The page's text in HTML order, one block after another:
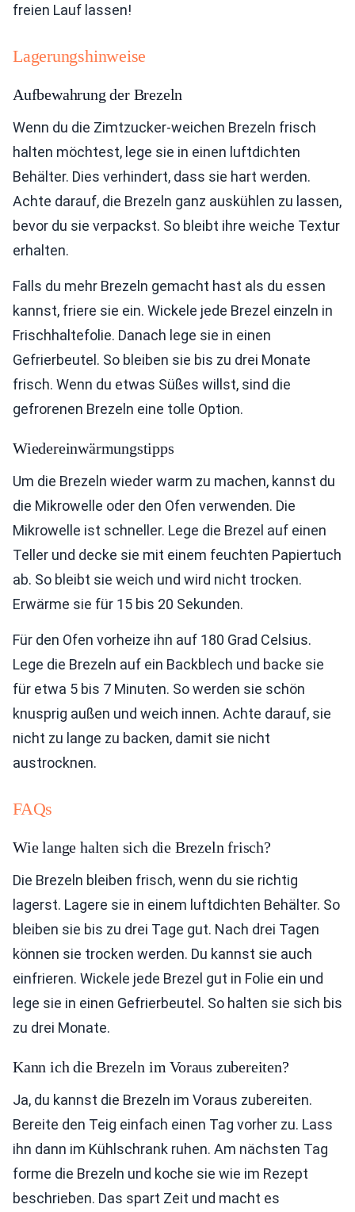
freien Lauf lassen!
Lagerungshinweise
Aufbewahrung der Brezeln
Wenn du die Zimtzucker-weichen Brezeln frisch
halten möchtest, lege sie in einen luftdichten
Behälter. Dies verhindert, dass sie hart werden.
Achte darauf, die Brezeln ganz auskühlen zu lassen,
bevor du sie verpackst. So bleibt ihre weiche Textur
erhalten.
Falls du mehr Brezeln gemacht hast als du essen
kannst, friere sie ein. Wickele jede Brezel einzeln in
Frischhaltefolie. Danach lege sie in einen
Gefrierbeutel. So bleiben sie bis zu drei Monate
frisch. Wenn du etwas Süßes willst, sind die
gefrorenen Brezeln eine tolle Option.
Wiedereinwärmungstipps
Um die Brezeln wieder warm zu machen, kannst du
die Mikrowelle oder den Ofen verwenden. Die
Mikrowelle ist schneller. Lege die Brezel auf einen
Teller und decke sie mit einem feuchten Papiertuch
ab. So bleibt sie weich und wird nicht trocken.
Erwärme sie für 15 bis 20 Sekunden.
Für den Ofen vorheize ihn auf 180 Grad Celsius.
Lege die Brezeln auf ein Backblech und backe sie
für etwa 5 bis 7 Minuten. So werden sie schön
knusprig außen und weich innen. Achte darauf, sie
nicht zu lange zu backen, damit sie nicht
austrocknen.
FAQs
Wie lange halten sich die Brezeln frisch?
Die Brezeln bleiben frisch, wenn du sie richtig
lagerst. Lagere sie in einem luftdichten Behälter. So
bleiben sie bis zu drei Tage gut. Nach drei Tagen
können sie trocken werden. Du kannst sie auch
einfrieren. Wickele jede Brezel gut in Folie ein und
lege sie in einen Gefrierbeutel. So halten sie sich bis
zu drei Monate.
Kann ich die Brezeln im Voraus zubereiten?
Ja, du kannst die Brezeln im Voraus zubereiten.
Bereite den Teig einfach einen Tag vorher zu. Lass
ihn dann im Kühlschrank ruhen. Am nächsten Tag
forme die Brezeln und koche sie wie im Rezept
beschrieben. Das spart Zeit und macht es